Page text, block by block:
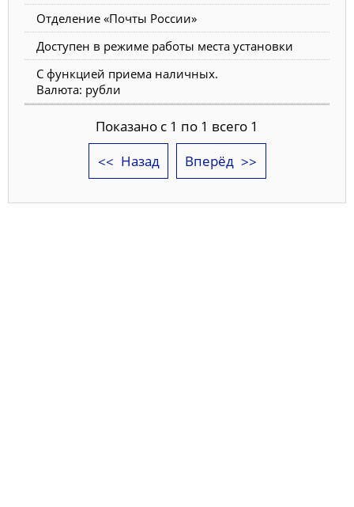
Отделение «Почты России»
Доступен в режиме работы места установки
С функцией приема наличных.
Валюта: рубли
Показано с 1 по 1 всего 1
Назад
Вперёд